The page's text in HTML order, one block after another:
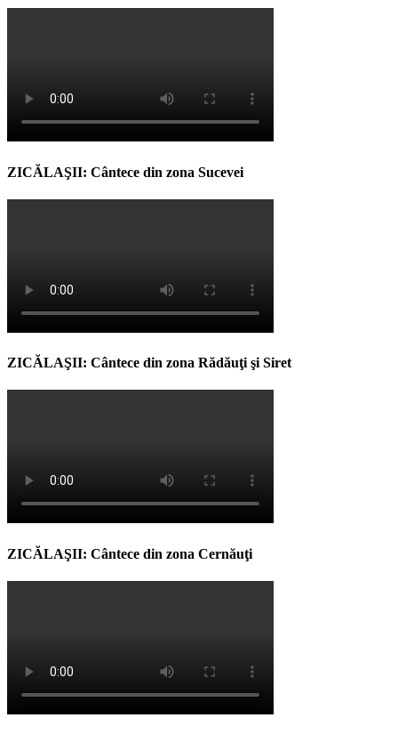
ZICĂLAŞII: Cântece din zona Sucevei
ZICĂLAŞII: Cântece din zona Rădăuţi şi Siret
ZICĂLAŞII: Cântece din zona Cernăuţi